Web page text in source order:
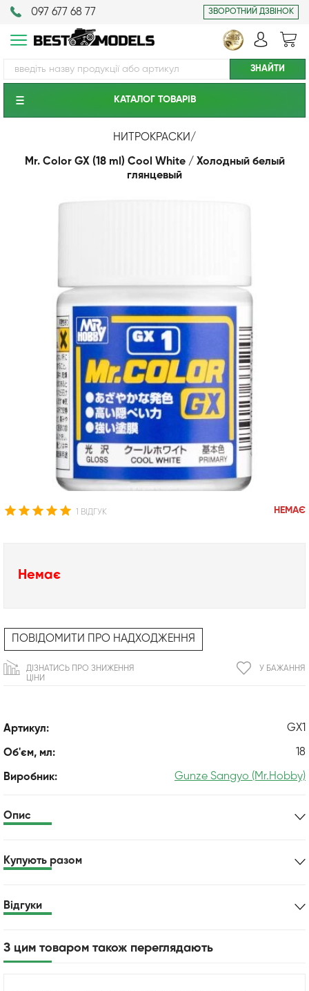
097 677 68 77 ЗВОРОТНИЙ ДЗВІНОК
КАТАЛОГ ТОВАРIВ
НИТРОКРАСКИ/
Mr. Color GX (18 ml) Cool White / Холодный белый
глянцевый
1 ВІДГУК НЕМАЄ
Артикул: GX1
Об'єм, мл: 18
Виробник: Gunze Sangyo (Mr.Hobby)
Немає
ПОВІДОМИТИ ПРО НАДХОДЖЕННЯ
У БАЖАННЯ
ДІЗНАТИСЬ ПРО ЗНИЖЕННЯ
ЦІНИ
Опис
Купують разом
Відгуки
З цим товаром також переглядають